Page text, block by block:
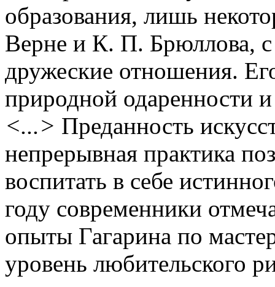
образования, лишь
Верне и К. П. Брюллова,
дружеские отношения.
природной одаренности
<...> Преданность
непрерывная практика
воспитать в себе
году современники
опыты Гагарина по
уровень любительского